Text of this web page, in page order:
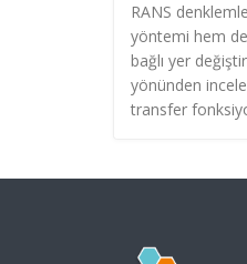
RANS
yöntemi hem de
bağlı yer
yönünden
transfer